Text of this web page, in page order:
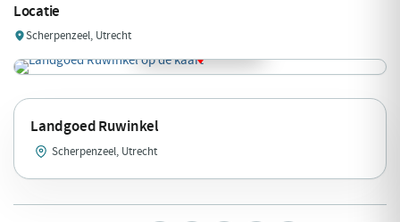
Locatie
Scherpenzeel, Utrecht
Landgoed Ruwinkel
Scherpenzeel, Utrecht